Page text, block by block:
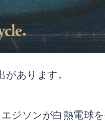
あります。
ジソンが白熱電球